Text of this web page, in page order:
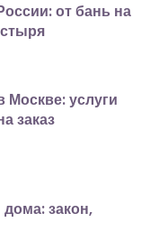
от бань на
Москве: услуги
заказ
закон,